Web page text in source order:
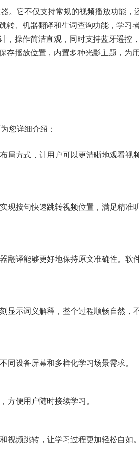
。它不仅支持常规的视频播放功能，
转、机器翻译和生词查询功能，学习
，操作简洁直观，同时支持蓝牙遥控
存播放位置，内置多种光影主题，为
您详细介绍：
局方式，让用户可以更清晰地观看视
现按句快速跳转视频位置，满足精准
翻译能够更好地保持原文准确性。软
显示词义解释，整个过程顺畅自然，
同设备屏幕和多样化学习场景需求。
方便用户随时接续学习。
视频跳转，让学习过程更加轻松自如